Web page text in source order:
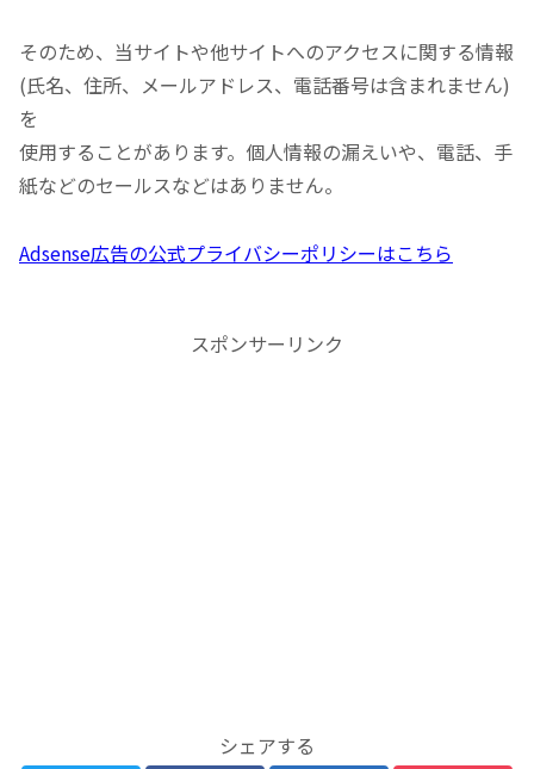
そのため、当サイトや他サイトへのアクセスに関する情報
(氏名、住所、メールアドレス、電話番号は含まれません)
を
使用することがあります。個人情報の漏えいや、電話、手
紙などのセールスなどはありません。
Adsense広告の公式プライバシーポリシーはこちら
スポンサーリンク
シェアする